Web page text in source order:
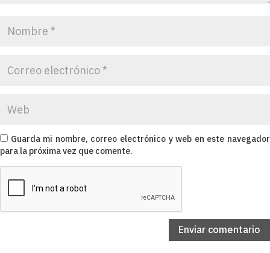
Guarda mi nombre, correo electrónico y web en este navegador
para la próxima vez que comente.